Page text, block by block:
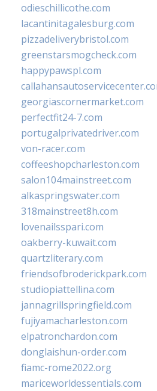
odieschillicothe.com
lacantinitagalesburg.com
pizzadeliverybristol.com
greenstarsmogcheck.com
happypawspl.com
georgiascornermarket.com
perfectfit24-7.com
portugalprivatedriver.com
von-racer.com
coffeeshopcharleston.com
salon104mainstreet.com
alkaspringswater.com
318mainstreet8h.com
lovenailsspari.com
oakberry-kuwait.com
quartzliterary.com
friendsofbroderickpark.com
studiopiattellina.com
jannagrillspringfield.com
fujiyamacharleston.com
elpatronchardon.com
donglaishun-order.com
fiamc-rome2022.org
mariceworldessentials.com